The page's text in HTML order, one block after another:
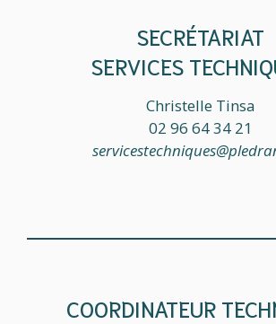
SECRÉTARIAT
SERVICES
Christelle Tinsa
02 96 64 34 21
COORDINATEUR